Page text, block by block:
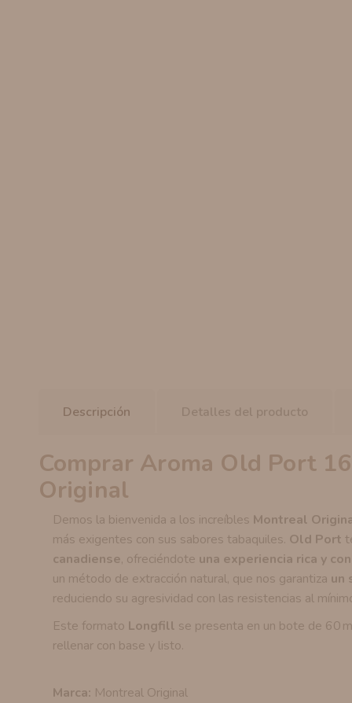
Descripción Detalles del producto
Comprar Aroma Old Port
Original
Demos la bienvenida a los increíbles Montreal
más exigentes con sus sabores tabaquiles. Old Port
canadiense, ofreciéndote una experiencia rica y
un método de extracción natural, que nos garantiza un
reduciendo su agresividad con las resistencias al
Este formato Longfill se presenta en un bote de 60
rellenar con base y listo.
Marca: Montreal Original